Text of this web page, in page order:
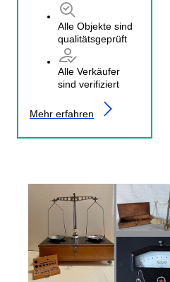
Alle Objekte sind
qualitätsgeprüft
Alle Verkäufer
sind verifiziert
Mehr erfahren